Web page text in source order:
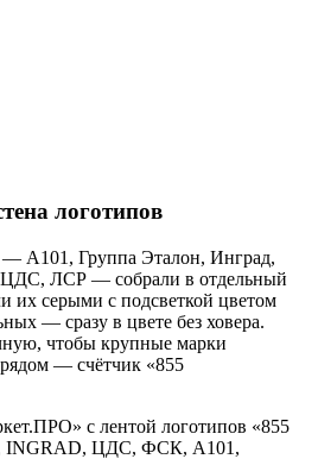
логотипов
А101, Группа Эталон, Инград,
ЛСР — собрали в отдельный
их серыми с подсветкой цветом
— сразу в цвете без ховера.
чтобы крупные марки
— счётчик «855
с лентой логотипов «855
INGRAD, ЦДС, ФСК, А101,